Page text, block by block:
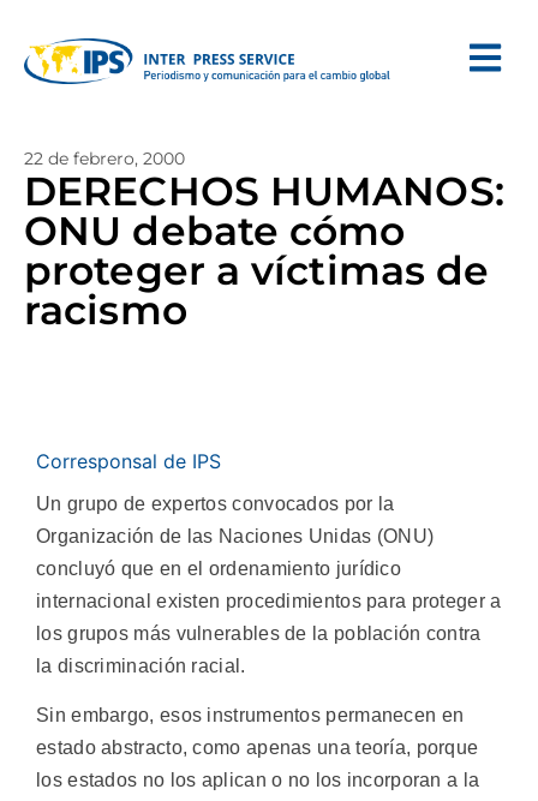
22 de febrero, 2000
DERECHOS HUMANOS:
ONU debate cómo
proteger a víctimas de
racismo
Corresponsal de IPS
Un grupo de expertos convocados por la
Organización de las Naciones Unidas (ONU)
concluyó que en el ordenamiento jurídico
internacional existen procedimientos para proteger a
los grupos más vulnerables de la población contra
la discriminación racial.
Sin embargo, esos instrumentos permanecen en
estado abstracto, como apenas una teoría, porque
los estados no los aplican o no los incorporan a la